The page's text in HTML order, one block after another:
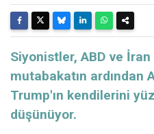
Siyonistler, ABD ve
mutabakatın ardından
Trump'ın kendilerini
düşünüyor.